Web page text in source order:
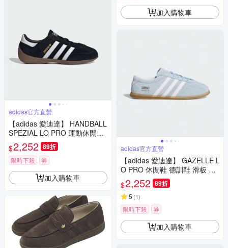
adidas官方直營
【adidas 愛迪達】 HANDBALL
SPEZIAL LO PRO 運動休閒鞋
薄底鞋 滑板 德訓鞋 復古 女鞋 -
Originals KJ3629
$2,252 89折
限時下殺 券
加入購物車
加入購物車
adidas官方直營
【adidas 愛迪達】 GAZELLE L
O PRO 休閒鞋 德訓鞋 滑板 復
古 薄底鞋 女鞋 - Originals JR8
893
$2,252 89折
5 (1)
限時下殺 券
加入購物車